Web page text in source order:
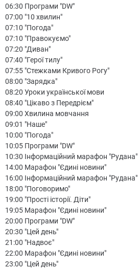
06:30 Програми "DW"
07:00 "10 хвилин"
07:10 "Погода"
07:10 "Правокуємо"
07:20 "Диван"
07:40 "Герої тилу"
07:55 "Стежками Кривого Рогу"
08:00 "Зарядка"
08:20 Уроки української мови
08:40 "Цікаво з Передрієм"
09:00 Хвилина мовчання
09:01 "Наше"
10:00 "Погода"
10:05 Програми "DW"
10:30 Інформаційний марафон "Рудана"
14:00 Марафон "Єдині новини"
16:00 Інформаційний марафон "Рудана"
18:00 "Поговоримо"
19:00 "Прості історії. Діти"
19:05 Марафон "Єдині новини"
20:00 Програми "DW"
20:30 "Цей день"
21:00 "Надвоє"
22:00 Марафон "Єдині новини"
23:00 "Цей день"